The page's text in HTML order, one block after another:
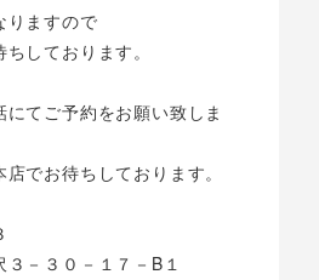
りますので
しております。
てご予約をお願い致しま
でお待ちしております。
－３０－１７－B１